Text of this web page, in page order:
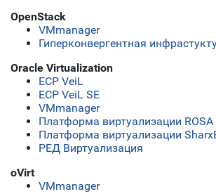
OpenStack
VMmanager
Гиперконвергентная
Oracle Virtualization
ECP VeiL
ECP VeiL SE
VMmanager
Платформа виртуализации
Платформа виртуализации
РЕД Виртуализация
oVirt
VMmanager